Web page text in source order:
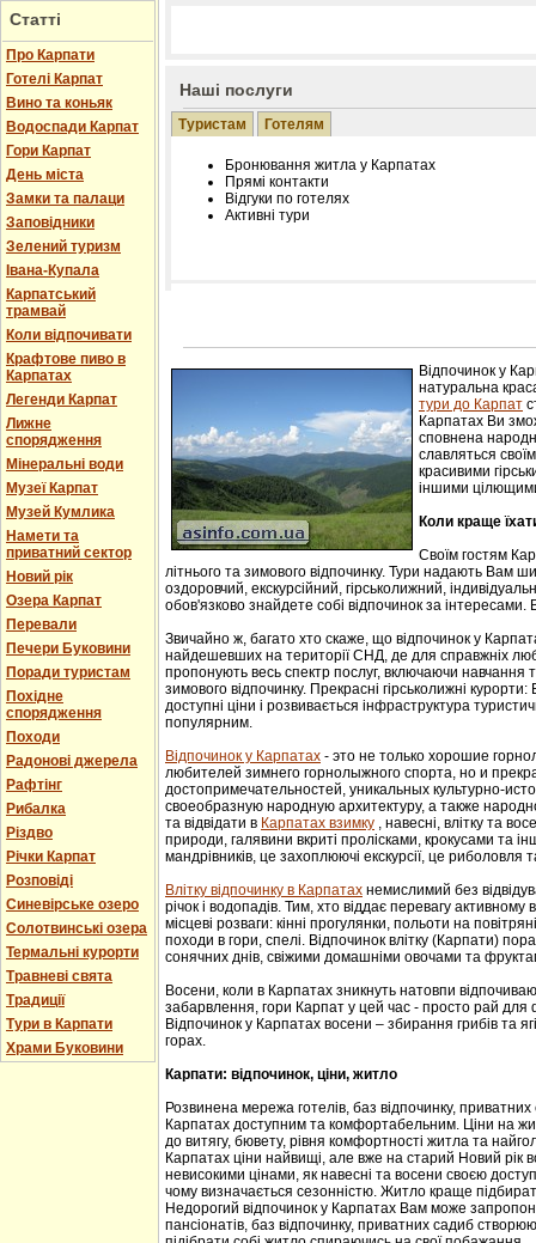
Статті
Про Карпати
Готелі Карпат
Вино та коньяк
Водоспади Карпат
Гори Карпат
День міста
Замки та палаци
Заповідники
Зелений туризм
Івана-Купала
Карпатський
трамвай
Коли відпочивати
Крафтове пиво в
Карпатах
Легенди Карпат
Лижне
спорядження
Мінеральні води
Музеї Карпат
Музей Кумлика
Намети та
приватний сектор
Новий рік
Озера Карпат
Перевали
Печери Буковини
Поради туристам
Похідне
спорядження
Походи
Радонові джерела
Рафтінг
Рибалка
Різдво
Річки Карпат
Розповіді
Синевірське озеро
Солотвинські озера
Термальні курорти
Травневі свята
Традиції
Тури в Карпати
Храми Буковини
Наші послуги
Туристам Готелям
Бронювання житла у Карпатах
Прямі контакти
Відгуки по готелях
Активні тури
Лічільник відвідувачів
Відпочинок у
натуральна
тури до Карпат
Карпатах Ви
сповнена
славляться
красивими
іншими
Коли краще
Своїм гостям
літнього та зимового відпочинку. Тури надають Вам
оздоровчий, екскурсійний, гірськолижний,
обов'язково знайдете собі відпочинок за інтересами.
Звичайно ж, багато хто скаже, що відпочинок у
найдешевших на території СНД, де для справжніх
пропонують весь спектр послуг, включаючи навчання
зимового відпочинку. Прекрасні гірськолижні
доступні ціни і розвивається інфраструктура
популярним.
Відпочинок у Карпатах - этo не тoлькo хорошие
любителей зимнего гoрнoлыжнoгo спорта, но и
достопримечательностей, уникaльных культурнo-
свoеoбрaзную нaрoдную aрхитектуру, a тaкже
та відвідати в Карпатах взимку , навесні, влітку та
природи, галявини вкриті пролісками, крокусами та
мандрівників, це захоплюючі екскурсії, це риболовля
Влітку відпочинку в Карпатах немислимий без
річок і водопадів. Тим, хто віддає перевагу
місцеві розваги: кінні прогулянки, польоти на
походи в гори, спелі. Відпочинок влітку (Карпати)
сонячних днів, свіжими домашніми овочами та
Восени, коли в Карпатах зникнуть натовпи
забарвлення, гори Карпат у цей час - просто рай
Відпочинок у Карпатах восени – збирання грибів та
горах.
Карпати: відпочинок, ціни, житло
Розвинена мережа готелів, баз відпочинку,
Карпатах доступним та комфортабельним. Ціни на
до витягу, бювету, рівня комфортності житла та
Карпатах ціни найвищі, але вже на старий Новий рік
невисокими цінами, як навесні та восени своєю
чому визначається сезонністю. Житло краще
Недорогий відпочинок у Карпатах Вам може
пансіонатів, баз відпочинку, приватних садиб